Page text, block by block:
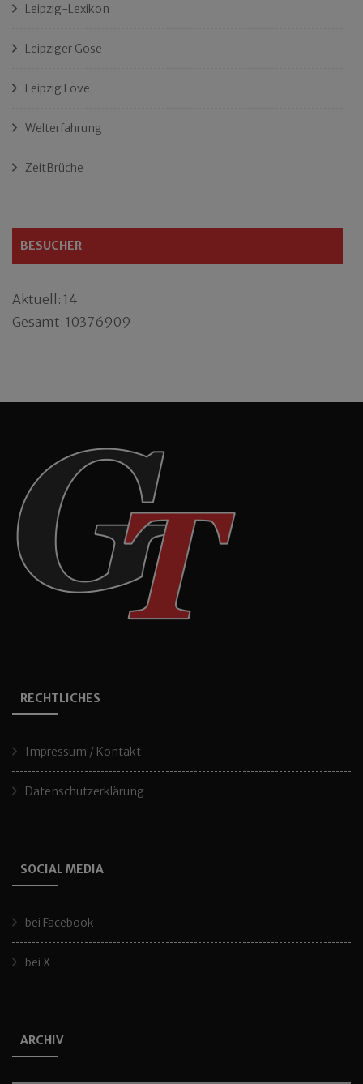
Leipzig-Lexikon
Leipziger Gose
Leipzig Love
Welterfahrung
ZeitBrüche
BESUCHER
Aktuell: 14
Gesamt: 10376909
RECHTLICHES
Impressum / Kontakt
Datenschutzerklärung
SOCIAL MEDIA
bei Facebook
bei X
ARCHIV